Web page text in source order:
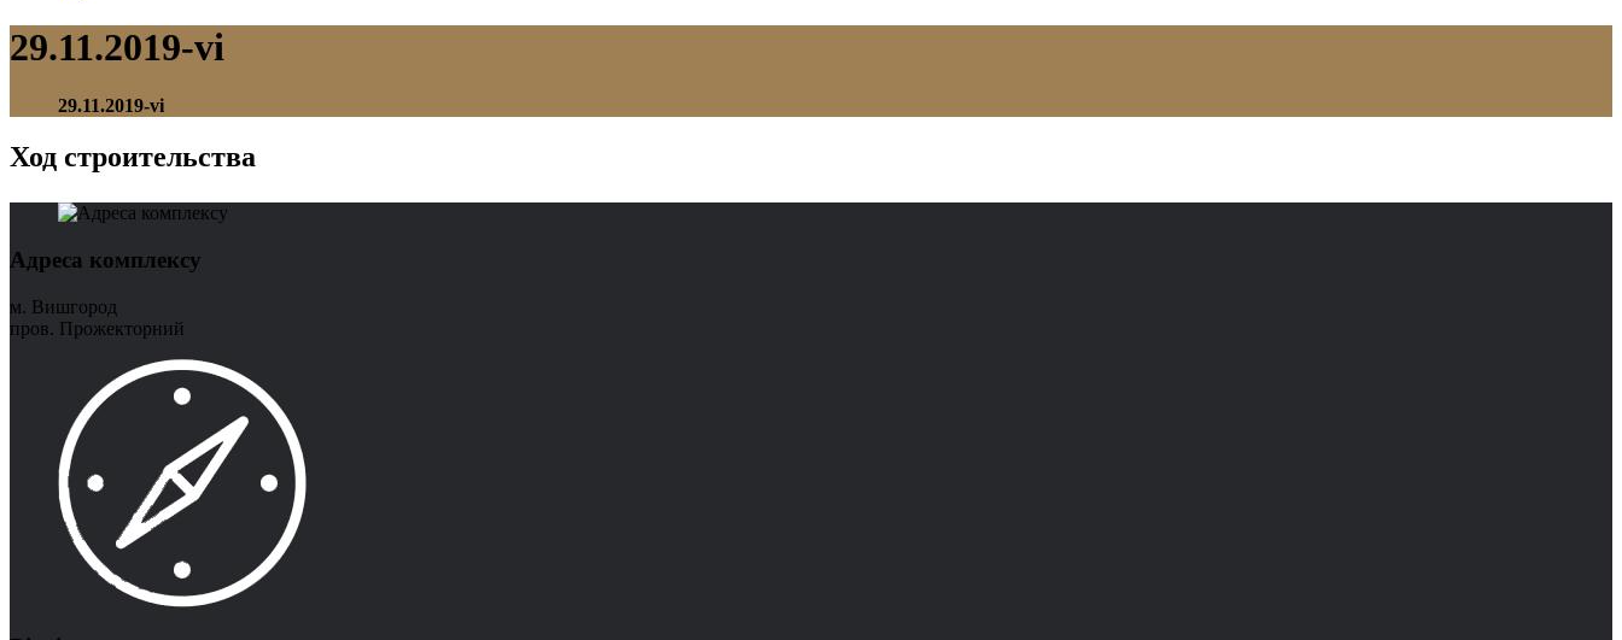
29.11.2019-vi
29.11.2019-vi
Ход строительства
Адреса комплексу
м. Вишгород
пров. Прожекторний